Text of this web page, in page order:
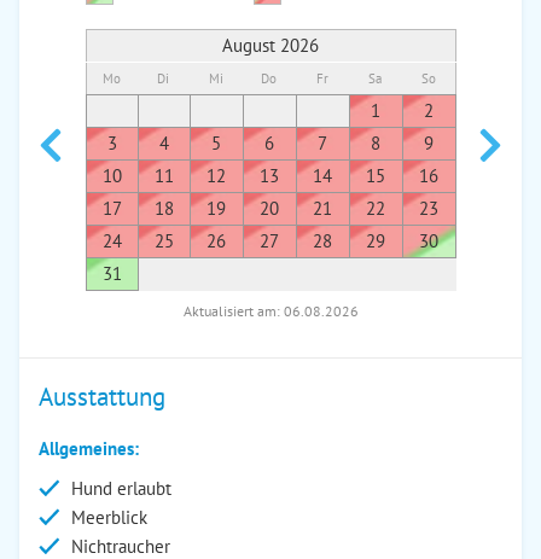
August 2026
Mo Di Mi Do Fr Sa So
1
2
3
4 5 6 7 8
9
10
11 12 13 14 15
16
17
18 19 20 21 22
23
24
25 26 27 28 29
30
31
7
Aktualisiert am: 06.08.2026
Ausstattung
Allgemeines:
Hund erlaubt
Meerblick
Nichtraucher